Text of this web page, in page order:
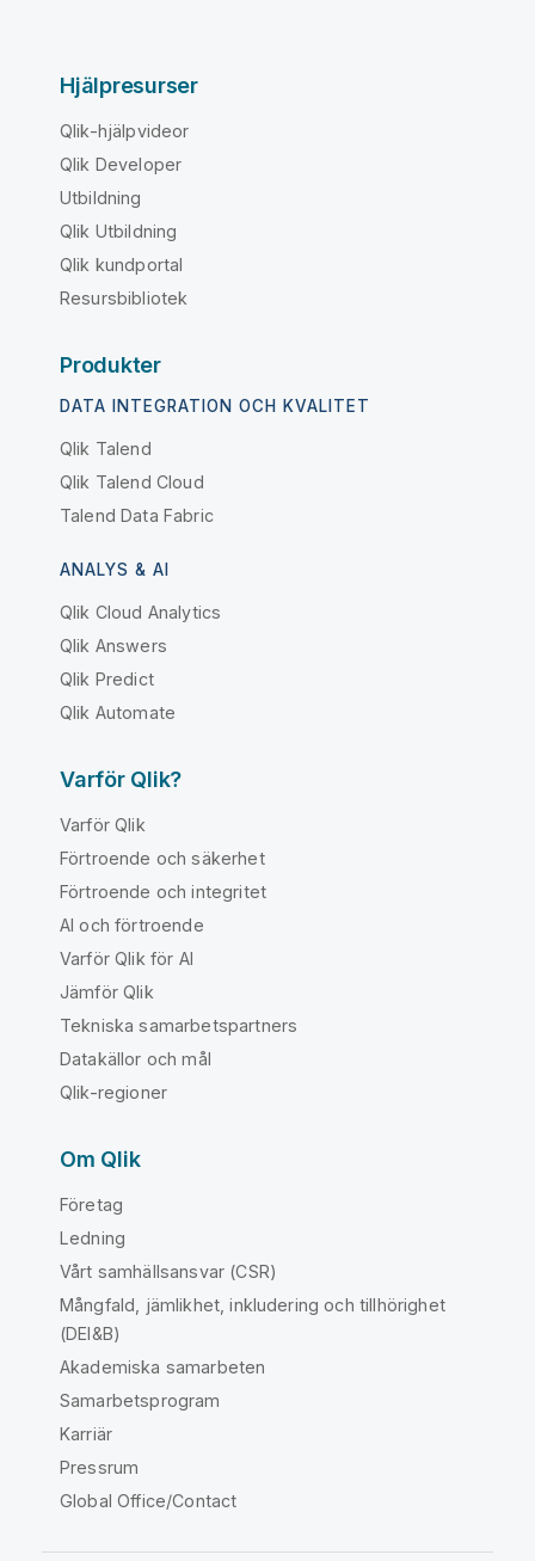
Hjälpresurser
Qlik-hjälpvideor
Qlik Developer
Utbildning
Qlik Utbildning
Qlik kundportal
Resursbibliotek
Produkter
DATA INTEGRATION OCH KVALITET
Qlik Talend
Qlik Talend Cloud
Talend Data Fabric
ANALYS & AI
Qlik Cloud Analytics
Qlik Answers
Qlik Predict
Qlik Automate
Varför Qlik?
Varför Qlik
Förtroende och säkerhet
Förtroende och integritet
AI och förtroende
Varför Qlik för AI
Jämför Qlik
Tekniska samarbetspartners
Datakällor och mål
Qlik-regioner
Om Qlik
Företag
Ledning
Vårt samhällsansvar (CSR)
Mångfald, jämlikhet, inkludering och tillhörighet
(DEI&B)
Akademiska samarbeten
Samarbetsprogram
Karriär
Pressrum
Global Office/Contact